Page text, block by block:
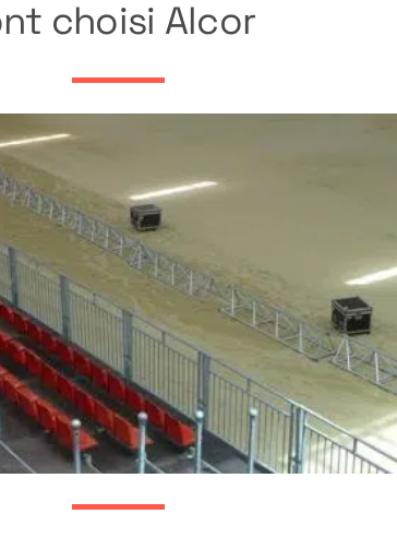
choisi Alcor